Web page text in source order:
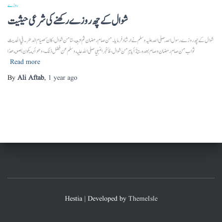
روزے
شوال کے چھ روزے رکھنے کی شرعی حیثیت
شوال کے چھ روزے رسول اللّہ صلی اللّہ علیہ وسلم نے ارشاد فرمایا۔ من صام رمضان ثم اتبعه ستا من شوال، كان كصيام الدهر۔ في الحديث
ثواب من صام رمضان وصام بعده ستةَ أيامٍ من شوال، فأخبر النبي صلى الله عليه وسلم عن فضل ذلك، وهو أنه يكون بصومه هذا
Read more
By Ali Aftab, 1 year ago
Hestia | Developed by ThemeIsle